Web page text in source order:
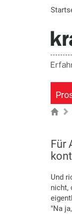
Sie
Für
Und
nicht,
"Na